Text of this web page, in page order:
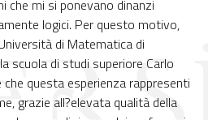
che mi si ponevano dinanzi
logici. Per questo motivo,
di Matematica di
scuola di studi superiore Carlo
questa esperienza rappresenti
grazie all?elevata qualità della